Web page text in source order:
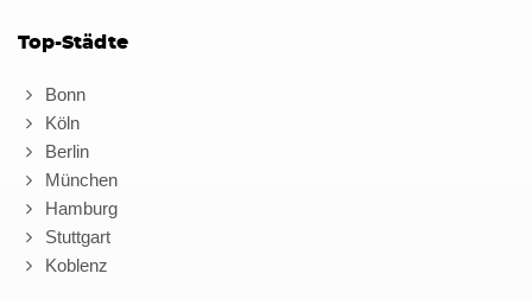
Top-Städte
Bonn
Köln
Berlin
München
Hamburg
Stuttgart
Koblenz